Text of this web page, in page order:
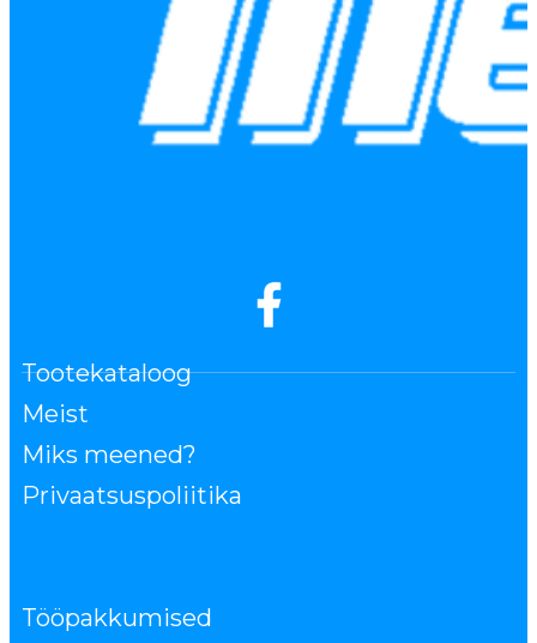
Tootekataloog
Meist
Miks meened?
Privaatsuspoliitika
Tööpakkumised